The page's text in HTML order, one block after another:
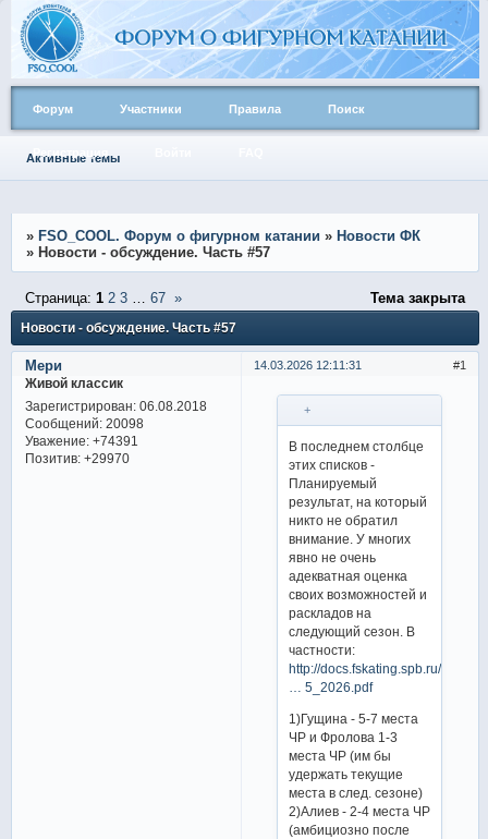
Форум Участники Правила Поиск
Активные темы
» FSO_COOL. Форум о фигурном катании » Новости ФК
» Новости - обсуждение. Часть #57
Новости - обсуждение. Часть #57
Страница: 1 2 3 67 » Тема закрыта
1
14.03.2026 12:11:31
Мери
Живой классик
Зарегистрирован: 06.08.2018
Сообщений:20098
Уважение: +74391
Позитив: +29970
+
В последнем столбце
этих списков -
Планируемый
результат, на который
никто не обратил
внимание. У многих
явно не очень
адекватная оценка
своих возможностей и
раскладов на
следующий сезон. В
частности:
http://docs.fskating.spb.ru/
… 5_2026.pdf
1)Гущина - 5-7 места
ЧР и Фролова 1-3
места ЧР (им бы
удержать текущие
места в след. сезоне)
2)Алиев - 2-4 места ЧР
(амбициозно после